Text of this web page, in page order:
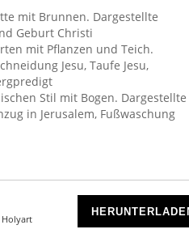
Holyart
mit Brunnen. Dargestellte
Geburt Christi
mit Pflanzen und Teich.
Jesu, Taufe Jesu,
Stil mit Bogen. Dargestellte
in Jerusalem, Fußwaschung
Module von rechts nach
Stil mit Bogen. Dargestellte